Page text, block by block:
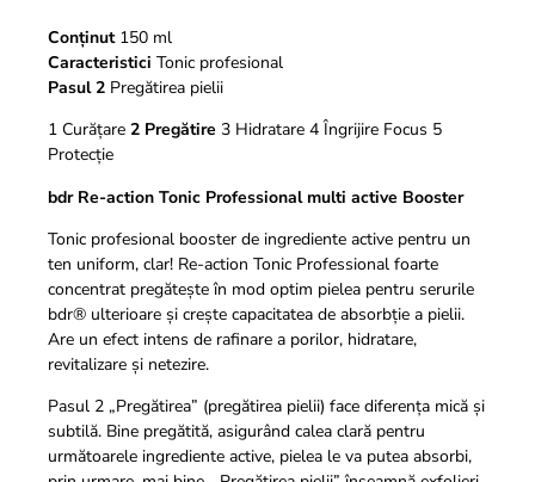
Conținut150 ml
Caracteristici Tonic profesional
Pasul 2 Pregătirea pielii
1 Curățare 2 Pregătire 3 Hidratare 4 Îngrijire Focus 5
Protecție
bdr Re-action Tonic Professional multi active Booster
Tonic profesional booster de ingrediente active pentru un
ten uniform, clar! Re-action Tonic Professional foarte
concentrat pregătește în mod optim pielea pentru serurile
bdr® ulterioare și crește capacitatea de absorbție a pielii.
Are un efect intens de rafinare a porilor, hidratare,
revitalizare și netezire.
Pasul 2 „Pregătirea” (pregătirea pielii) face diferența mică și
subtilă. Bine pregătită, asigurând calea clară pentru
următoarele ingrediente active, pielea le va putea absorbi,